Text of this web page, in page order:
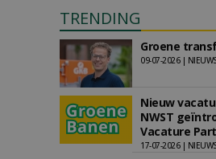
TRENDING
Groene
09-07-2026 |
Nieuw
NWST
Vacature
17-07-2026 |